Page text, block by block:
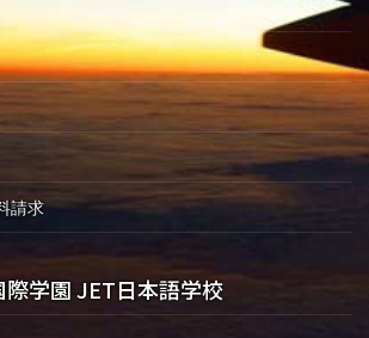
請求
学園 JET日本語学校